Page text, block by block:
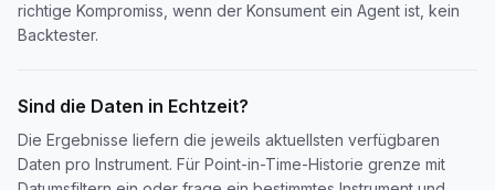
richtige Kompromiss, wenn der Konsument ein Agent ist, kein
Backtester.
Sind die Daten in Echtzeit?
Die Ergebnisse liefern die jeweils aktuellsten verfügbaren
Daten pro Instrument. Für Point-in-Time-Historie grenze mit